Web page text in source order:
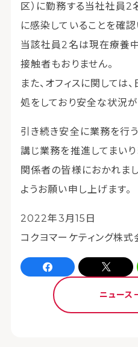
区）に勤務する当社社員2
に感染していることを確認
当該社員2名は現在療養
接触者もおりません。
また、オフィスに関しては
処をしており安全な状況が
引き続き安全に業務を行
講じ業務を推進してまいり
関係者の皆様におかれま
ようお願い申し上げます。
2022年3月15日
コクヨマーケティング株式
ニュース